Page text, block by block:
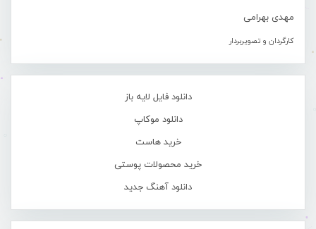
مهدی بهرامی
کارگردان و تصویربردار
دانلود فایل لایه باز
دانلود موکاپ
خرید هاست
خرید محصولات پوستی
دانلود آهنگ جدید